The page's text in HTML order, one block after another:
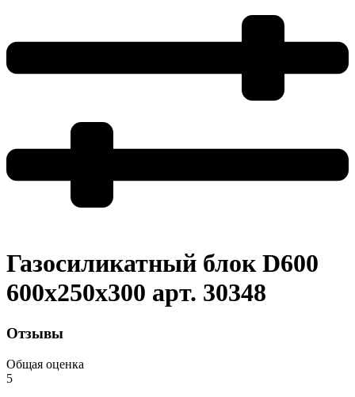
Газосиликатный блок D600
600x250x300 арт. 30348
Отзывы
Общая оценка
5